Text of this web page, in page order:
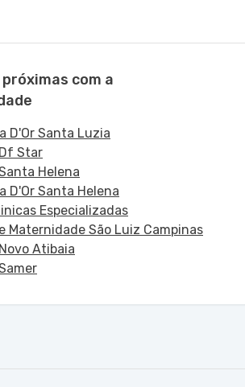
com a
D'Or Santa Luzia
Star
Helena
D'Or Santa Helena
Especializadas
Maternidade São Luiz Campinas
Atibaia